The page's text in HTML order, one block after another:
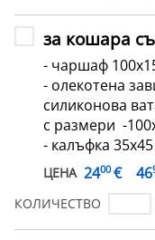
за кошара
- чаршаф
- олекотена
силиконова
с размери -
- калъфка
ЦЕНА 2400 € 46
КОЛИЧЕСТВО